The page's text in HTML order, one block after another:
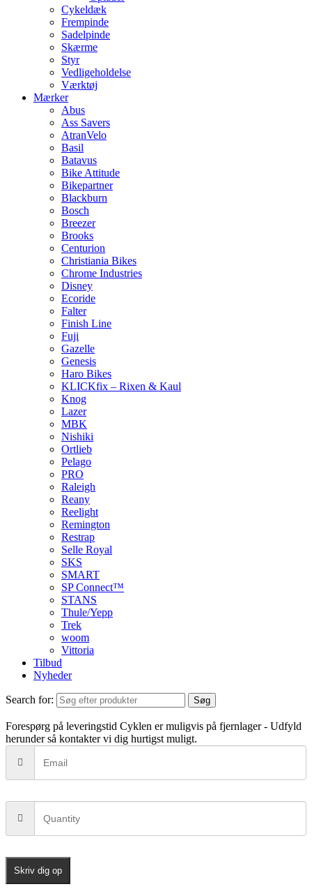
Cykeldæk
Frempinde
Sadelpinde
Skærme
Styr
Vedligeholdelse
Værktøj
Mærker
Abus
Ass Savers
AtranVelo
Basil
Batavus
Bike Attitude
Bikepartner
Blackburn
Bosch
Breezer
Brooks
Centurion
Christiania Bikes
Chrome Industries
Disney
Ecoride
Falter
Finish Line
Fuji
Gazelle
Genesis
Haro Bikes
KLICKfix – Rixen & Kaul
Knog
Lazer
MBK
Nishiki
Ortlieb
Pelago
PRO
Raleigh
Reany
Reelight
Remington
Restrap
Selle Royal
SKS
SMART
SP Connect™
STANS
Thule/Yepp
Trek
woom
Vittoria
Tilbud
Nyheder
Search for: Søg
Forespørg på leveringstid Cyklen er muligvis på fjernlager - Udfyld
herunder så kontakter vi dig hurtigst muligt.
Skriv dig op